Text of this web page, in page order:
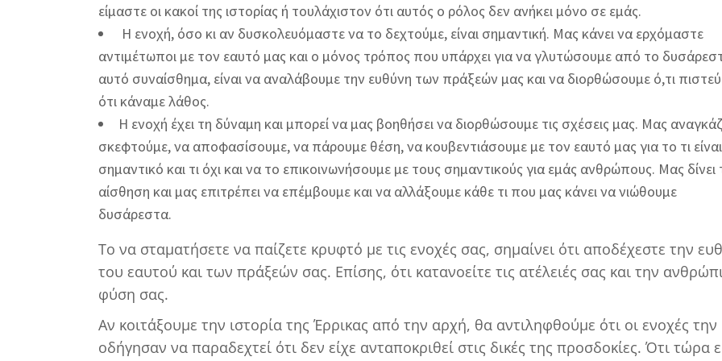
είμαστε οι κακοί της ιστορίας ή τουλάχιστον ότι αυτός ο ρόλος δεν ανήκει μόνο σε εμάς.
Η ενοχή, όσο κι αν δυσκολευόμαστε να το δεχτούμε, είναι σημαντική. Μας κάνει να ερχόμαστε
αντιμέτωποι με τον εαυτό μας και ο μόνος τρόπος που υπάρχει για να γλυτώσουμε από το
αυτό συναίσθημα, είναι να αναλάβουμε την ευθύνη των πράξεών μας και να διορθώσουμε ό,τι
ότι κάναμε λάθος.
Η ενοχή έχει τη δύναμη και μπορεί να μας βοηθήσει να διορθώσουμε τις σχέσεις μας. Μας
σκεφτούμε, να αποφασίσουμε, να πάρουμε θέση, να κουβεντιάσουμε με τον εαυτό μας για το τι είναι
σημαντικό και τι όχι και να το επικοινωνήσουμε με τους σημαντικούς για εμάς ανθρώπους. Μας δίνει
αίσθηση και μας επιτρέπει να επέμβουμε και να αλλάξουμε κάθε τι που μας κάνει να νιώθουμε
δυσάρεστα.
Το να σταματήσετε να παίζετε κρυφτό με τις ενοχές σας, σημαίνει ότι αποδέχεστε την
του εαυτού και των πράξεών σας. Επίσης, ότι κατανοείτε τις ατέλειές σας και την
φύση σας.
Αν κοιτάξουμε την ιστορία της Έρρικας από την αρχή, θα αντιληφθούμε ότι οι ενοχές την
οδήγησαν να παραδεχτεί ότι δεν είχε ανταποκριθεί στις δικές της προσδοκίες. Ότι τώρα